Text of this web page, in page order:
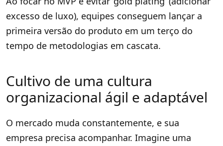
excesso de luxo), equipes conseguem lançar a
primeira versão do produto em um terço do
tempo de metodologias em cascata.
Cultivo de uma cultura
organizacional ágil e adaptável
O mercado muda constantemente, e sua
empresa precisa acompanhar. Imagine uma